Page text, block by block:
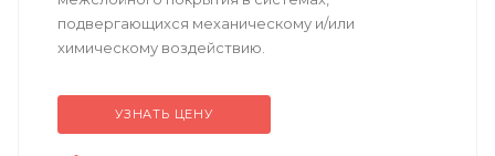
подвергающихся механическому и/или
химическому воздействию.
УЗНАТЬ ЦЕНУ